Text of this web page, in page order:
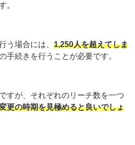
。
う場合には、 1,250人を超えてしま
手続きを行うことが必要です。
すが、それぞれのリーチ数を一つ
更の時期を見極めると良いでしょ